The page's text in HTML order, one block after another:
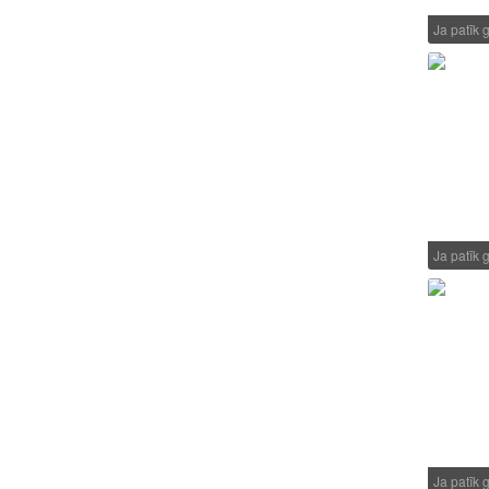
Ja patīk
Ja patīk
Ja patīk